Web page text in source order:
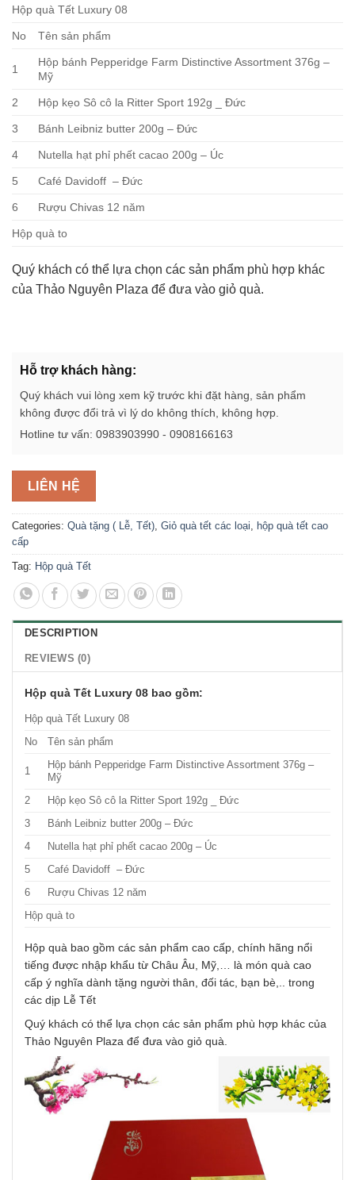
Hộp quà Tết Luxury 08
No Tên sản phẩm
1
Hộp bánh Pepperidge Farm Distinctive Assortment 376g –
Mỹ
2 Hộp kẹo Sô cô la Ritter Sport 192g _ Đức
3 Bánh Leibniz butter 200g – Đức
4 Nutella hạt phỉ phết cacao 200g – Úc
5 Café Davidoff – Đức
6 Rượu Chivas 12 năm
Hộp quà to
Quý khách có thể lựa chọn các sản phẩm phù hợp khác
của Thảo Nguyên Plaza để đưa vào giỏ quà.
Hỗ trợ khách hàng:
Quý khách vui lòng xem kỹ trước khi đặt hàng, sản phẩm
không được đổi trả vì lý do không thích, không hợp.
Hotline tư vấn: 0983903990 - 0908166163
LIÊN HỆ
Categories: Quà tặng ( Lễ, Tết), Giỏ quà tết các loại, hộp quà tết cao
cấp
Tag: Hộp quà Tết
DESCRIPTION
REVIEWS (0)
Hộp quà Tết Luxury 08 bao gồm:
Hộp quà Tết Luxury 08
No Tên sản phẩm
1
Hộp bánh Pepperidge Farm Distinctive Assortment 376g –
Mỹ
2 Hộp kẹo Sô cô la Ritter Sport 192g _ Đức
3 Bánh Leibniz butter 200g – Đức
4 Nutella hạt phỉ phết cacao 200g – Úc
5 Café Davidoff – Đức
6 Rượu Chivas 12 năm
Hộp quà to
Hộp quà bao gồm các sản phẩm cao cấp, chính hãng nổi
tiếng được nhập khẩu từ Châu Âu, Mỹ,… là món quà cao
cấp ý nghĩa dành tặng người thân, đối tác, bạn bè,.. trong
các dịp Lễ Tết
Quý khách có thể lựa chọn các sản phẩm phù hợp khác của
Thảo Nguyên Plaza để đưa vào giỏ quà.